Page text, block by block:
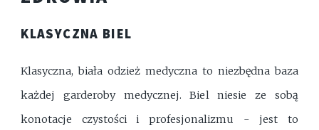
KLASYCZNA BIEL
Klasyczna, biała odzież medyczna to niezbędna baza
każdej garderoby medycznej. Biel niesie ze sobą
konotacje czystości i profesjonalizmu - jest to